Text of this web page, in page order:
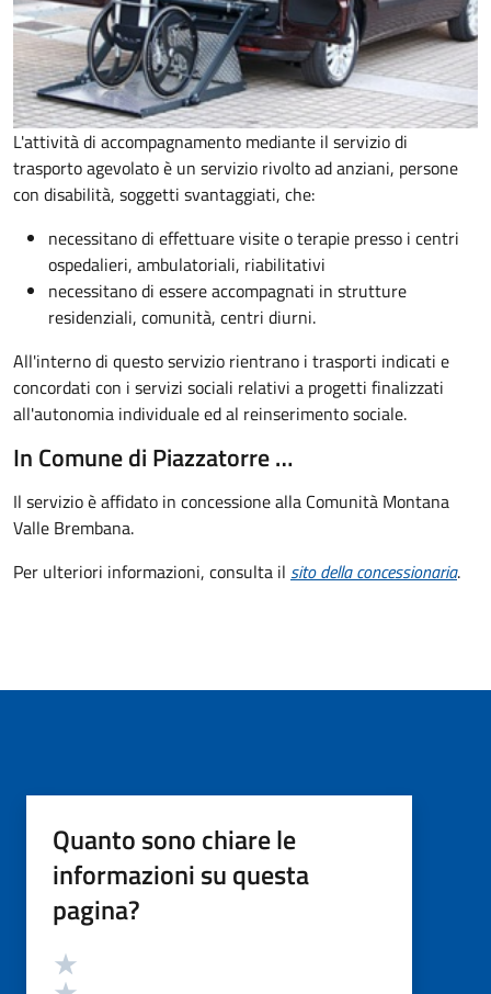
L'attività di accompagnamento mediante il servizio di
trasporto agevolato è un servizio rivolto ad anziani, persone
con disabilità, soggetti svantaggiati, che:
necessitano di effettuare visite o terapie presso i centri
ospedalieri, ambulatoriali, riabilitativi
necessitano di essere accompagnati in strutture
residenziali, comunità, centri diurni.
All'interno di questo servizio rientrano i trasporti indicati e
concordati con i servizi sociali relativi a progetti finalizzati
all'autonomia individuale ed al reinserimento sociale.
In Comune di Piazzatorre …
Il servizio è affidato in concessione alla Comunità Montana
Valle Brembana.
Per ulteriori informazioni, consulta il sito della concessionaria.
Quanto sono chiare le
informazioni su questa
pagina?
Valutazione